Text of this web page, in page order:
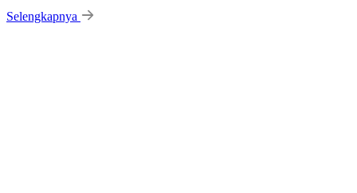
Selengkapnya